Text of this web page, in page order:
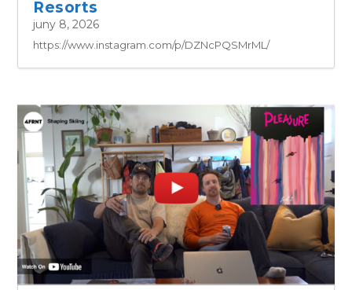
Resorts
juny 8, 2026
https://www.instagram.com/p/DZNcPQSMrML/